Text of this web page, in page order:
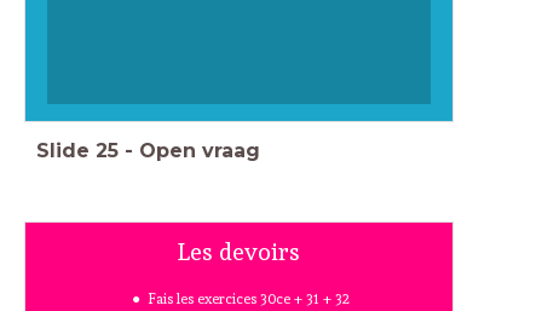
Slide 25 - Open vraag
Les devoirs
Fais les exercices 30ce + 31 + 32